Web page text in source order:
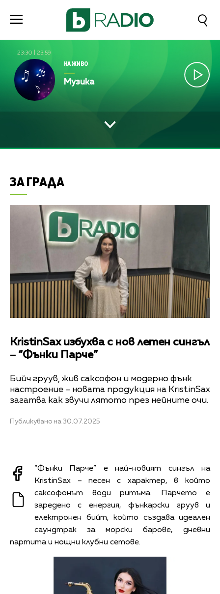
23:30 23:59
НА ЖИВО
Музика
ЗА ГРАДА
KristinSax избухва с нов летен сингъл
– “Фънки Парче”
Бийч груув, жив саксофон и модерно фънк
настроение – новата продукция на KristinSax
загатва как звучи лятото през нейните очи.
Публикувано на 30.07.2025
“Фънки Парче” е най-новият сингъл на
KristinSax – песен с характер, в който
саксофонът води ритъма. Парчето е
заредено с енергия, фънкарски груув и
електронен бийт, който създава идеален
саундтрак за морски барове, дневни
партита и нощни клубни сетове.